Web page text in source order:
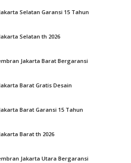
Selatan Garansi 15 Tahun
Selatan th 2026
Jakarta Barat Bergaransi
Barat Gratis Desain
Barat Garansi 15 Tahun
Barat th 2026
Jakarta Utara Bergaransi